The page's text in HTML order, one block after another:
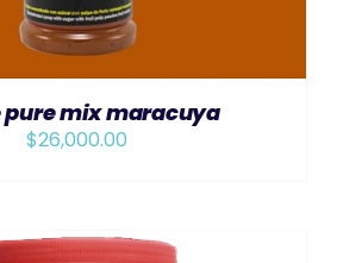
pure mix maracuya
$26,000.00